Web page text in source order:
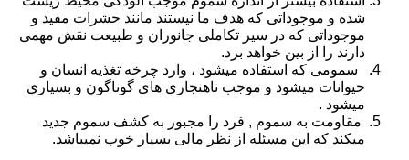
شده و موجوداتی که هدف ما نیستند مانند حشرات مفید و
موجوداتی که در سیر تکاملی جانوران و طبیعت نقش مهمی
دارند را از بین خواهد برد.
سمومی که استفاده میشود ، وارد چرخه تغذیه انسان و
حیوانات میشود و موجب ناهنجاری های گوناگون و بسیاری
میشود .
مقاومت به سموم , فرد را مجبور به کشف سموم جدید
میکند که این مسئله از نظر مالی بسیار خوب نمیباشد.